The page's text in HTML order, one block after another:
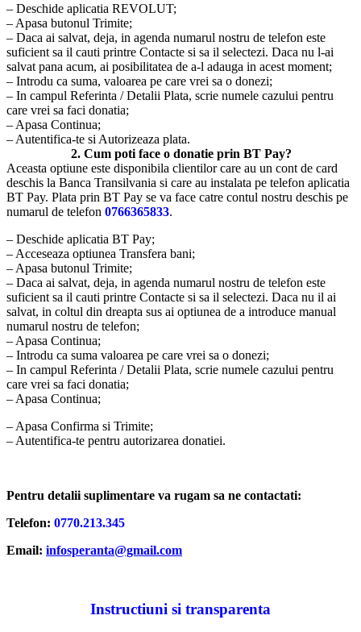
– Deschide aplicatia REVOLUT;
– Apasa butonul Trimite;
– Daca ai salvat, deja, in agenda numarul nostru de telefon este
suficient sa il cauti printre Contacte si sa il selectezi. Daca nu l-ai
salvat pana acum, ai posibilitatea de a-l adauga in acest moment;
– Introdu ca suma, valoarea pe care vrei sa o donezi;
– In campul Referinta / Detalii Plata, scrie numele cazului pentru
care vrei sa faci donatia;
– Apasa Continua;
– Autentifica-te si Autorizeaza plata.
2. Cum poti face o donatie prin BT Pay?
Aceasta optiune este disponibila clientilor care au un cont de card
deschis la Banca Transilvania si care au instalata pe telefon aplicatia
BT Pay. Plata prin BT Pay se va face catre contul nostru deschis pe
numarul de telefon 0766365833.
– Deschide aplicatia BT Pay;
– Acceseaza optiunea Transfera bani;
– Apasa butonul Trimite;
– Daca ai salvat, deja, in agenda numarul nostru de telefon este
suficient sa il cauti printre Contacte si sa il selectezi. Daca nu il ai
salvat, in coltul din dreapta sus ai optiunea de a introduce manual
numarul nostru de telefon;
– Apasa Continua;
– Introdu ca suma valoarea pe care vrei sa o donezi;
– In campul Referinta / Detalii Plata, scrie numele cazului pentru
care vrei sa faci donatia;
– Apasa Continua;
– Apasa Confirma si Trimite;
– Autentifica-te pentru autorizarea donatiei.
Pentru detalii suplimentare va rugam sa ne contactati:
Telefon: 0770.213.345
Email: infosperanta@gmail.com
Instructiuni si transparenta